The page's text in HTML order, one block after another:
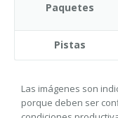
Paquetes
Pistas
Las imágenes son
porque deben ser